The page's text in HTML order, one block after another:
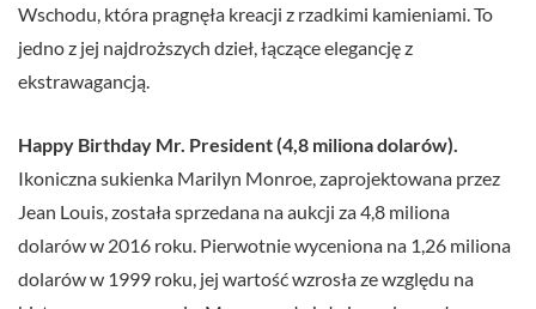
Wschodu, która pragnęła kreacji z rzadkimi kamieniami. To
jedno z jej najdroższych dzieł, łączące elegancję z
ekstrawagancją.
Happy Birthday Mr. President (4,8 miliona dolarów).
Ikoniczna sukienka Marilyn Monroe, zaprojektowana przez
Jean Louis, została sprzedana na aukcji za 4,8 miliona
dolarów w 2016 roku. Pierwotnie wyceniona na 1,26 miliona
dolarów w 1999 roku, jej wartość wzrosła ze względu na